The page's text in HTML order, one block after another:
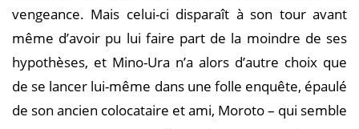
vengeance. Mais celui-ci disparaît à son tour avant
même d’avoir pu lui faire part de la moindre de ses
hypothèses, et Mino-Ura n’a alors d’autre choix que
de se lancer lui-même dans une folle enquête, épaulé
de son ancien colocataire et ami, Moroto – qui semble